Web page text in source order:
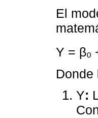
El
Y = β₀
Donde
Y: